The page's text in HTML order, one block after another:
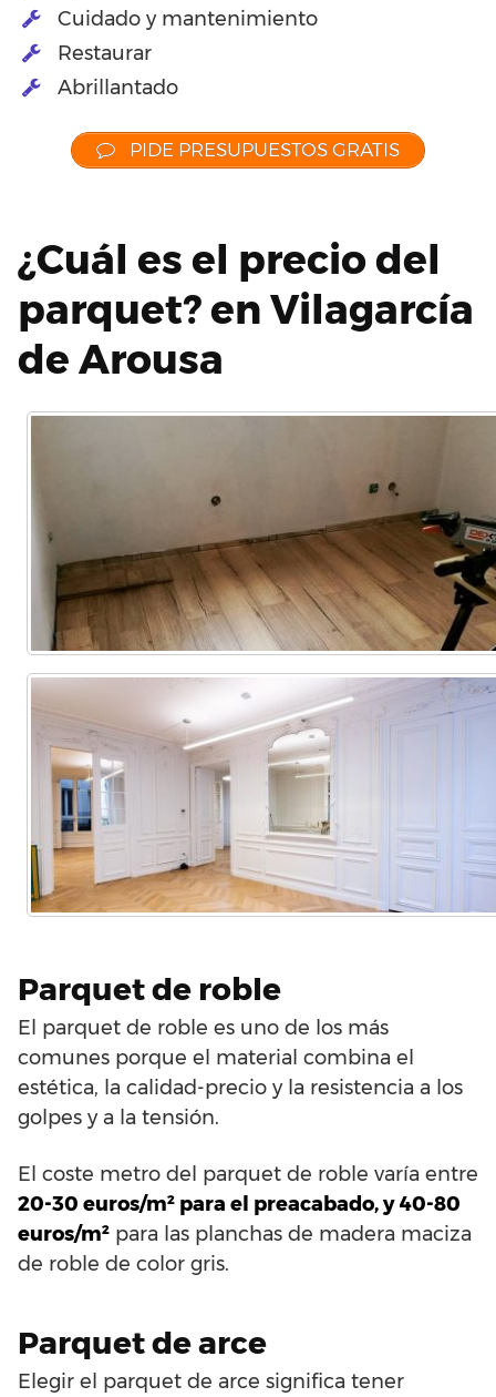
Cuidado y mantenimiento
Restaurar
Abrillantado
PIDE PRESUPUESTOS GRATIS
¿Cuál es el precio del
parquet? en Vilagarcía
de Arousa
Parquet de roble
El parquet de roble es uno de los más
comunes porque el material combina el
estética, la calidad-precio y la resistencia a los
golpes y a la tensión.
El coste metro del parquet de roble varía entre
20-30 euros/m² para el preacabado, y 40-80
euros/m² para las planchas de madera maciza
de roble de color gris.
Parquet de arce
Elegir el parquet de arce significa tener